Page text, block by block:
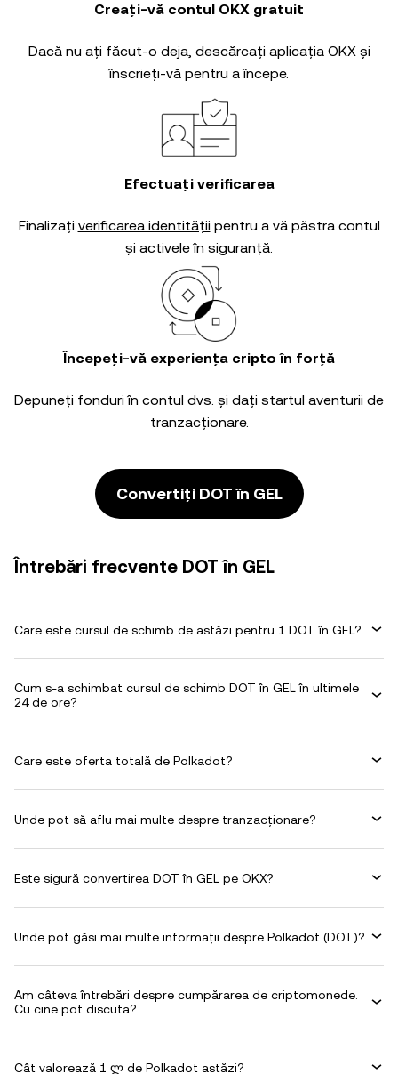
Creați-vă contul OKX gratuit
Dacă nu ați făcut-o deja, descărcați aplicația OKX și
înscrieți-vă pentru a începe.
Efectuați verificarea
Finalizați verificarea identității pentru a vă păstra contul
și activele în siguranță.
Începeți-vă experiența cripto în forță
Depuneți fonduri în contul dvs. și dați startul aventurii de
tranzacționare.
Convertiți DOT în GEL
Întrebări frecvente DOT în GEL
Care este cursul de schimb de astăzi pentru 1 DOT în GEL?
Cum s-a schimbat cursul de schimb DOT în GEL în ultimele
24 de ore?
Care este oferta totală de Polkadot?
Unde pot să aflu mai multe despre tranzacționare?
Este sigură convertirea DOT în GEL pe OKX?
Unde pot găsi mai multe informații despre Polkadot (DOT)?
Am câteva întrebări despre cumpărarea de criptomonede.
Cu cine pot discuta?
Cât valorează 1 ლ de Polkadot astăzi?